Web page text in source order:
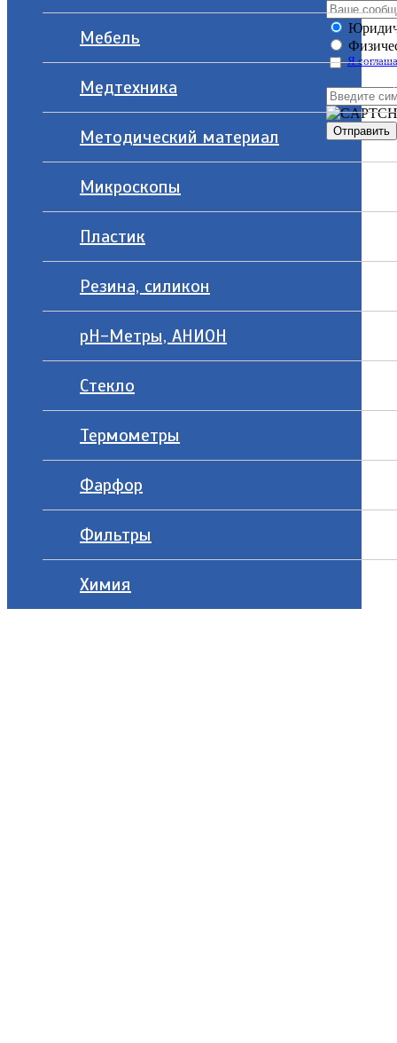
Мебель
Медтехника
Методический материал
Микроскопы
Пластик
Резина, силикон
рН-Метры, АНИОН
Стекло
Термометры
Фарфор
Фильтры
Химия
Я